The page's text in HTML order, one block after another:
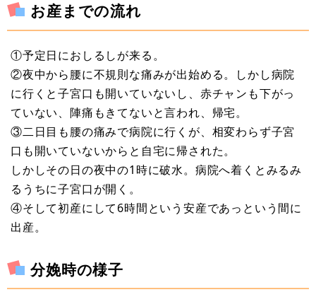
お産までの流れ
①予定日におしるしが来る。
②夜中から腰に不規則な痛みが出始める。しかし病院
に行くと子宮口も開いていないし、赤チャンも下がっ
ていない、陣痛もきてないと言われ、帰宅。
③二日目も腰の痛みで病院に行くが、相変わらず子宮
口も開いていないからと自宅に帰された。
しかしその日の夜中の1時に破水。病院へ着くとみるみ
るうちに子宮口が開く。
④そして初産にして6時間という安産であっという間に
出産。
分娩時の様子